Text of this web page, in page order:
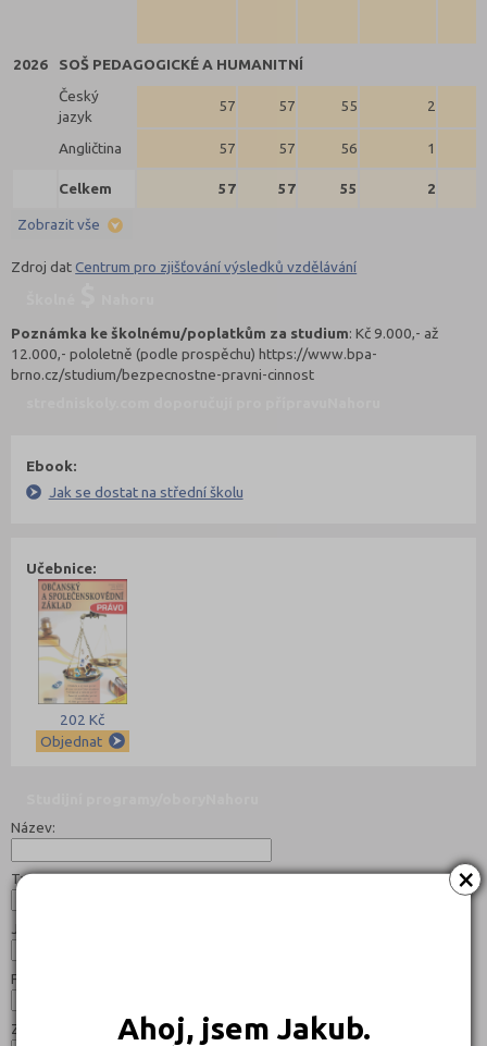
×
Ahoj, jsem Jakub.
2026
SOŠ PEDAGOGICKÉ A HUMANITNÍ
Český
jazyk
57 57 55 2
Angličtina 57 57 56 1
Celkem 57 57 55 2
Zobrazit vše
Zdroj datCentrum pro zjišťování výsledků vzdělávání
Poznámka ke školnému/poplatkům za studium: Kč 9.000,- až
12.000,- pololetně (podle prospěchu) https://www.bpa-
brno.cz/studium/bezpecnostne-pravni-cinnost
Ebook:
Jak se dostat na střední školu
Učebnice:
202 Kč
Objednat
Název:
Typ:
Jazyk:
Forma:
Zaměření: